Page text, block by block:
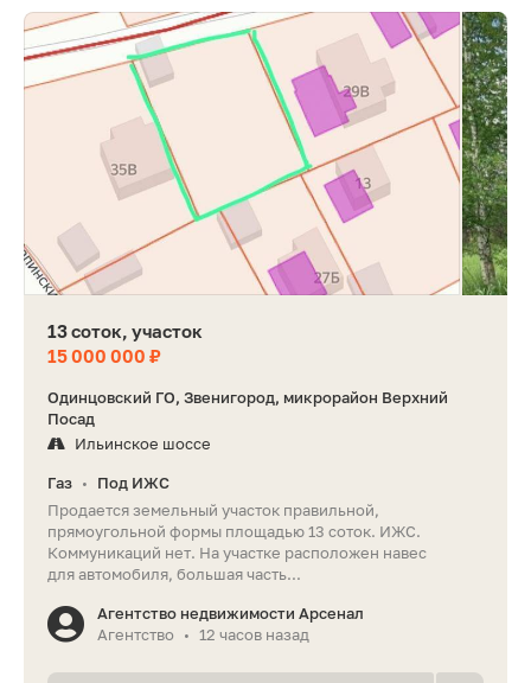
13 соток, участок
15 000 000 ₽
Одинцовский ГО, Звенигород, микрорайон Верхний
Посад
Ильинское шоссе
Газ •
Под ИЖС
Продается земельный участок правильной,
прямоугольной формы площадью 13 соток. ИЖС.
Коммуникаций нет. На участке расположен навес
для автомобиля, большая часть...
Агентство недвижимости Арсенал
Агентство
• 12 часов назад